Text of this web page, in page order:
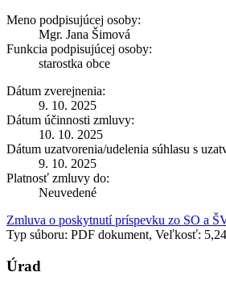
Meno podpisujúcej osoby:
Mgr. Jana Šimová
Funkcia podpisujúcej osoby:
starostka obce
Dátum zverejnenia:
9. 10. 2025
Dátum účinnosti zmluvy:
10. 10. 2025
Dátum uzatvorenia/udelenia súhlasu s
9. 10. 2025
Platnosť zmluvy do:
Neuvedené
Zmluva o poskytnutí príspevku zo SO a
Typ súboru: PDF dokument, Veľkosť:
Úrad